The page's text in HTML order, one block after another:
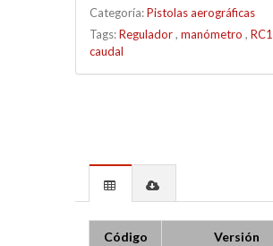
Categoría:Pistolas aerográficas
Tags:Regulador, manómetro , RC1
caudal
Código Versión